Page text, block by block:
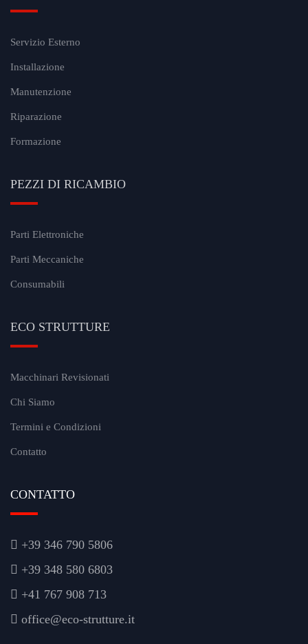
Servizio Esterno
Installazione
Manutenzione
Riparazione
Formazione
PEZZI DI RICAMBIO
Parti Elettroniche
Parti Meccaniche
Consumabili
ECO STRUTTURE
Macchinari Revisionati
Chi Siamo
Termini e Condizioni
Contatto
CONTATTO
+39 346 790 5806
+39 348 580 6803
+41 767 908 713
office@eco-strutture.it